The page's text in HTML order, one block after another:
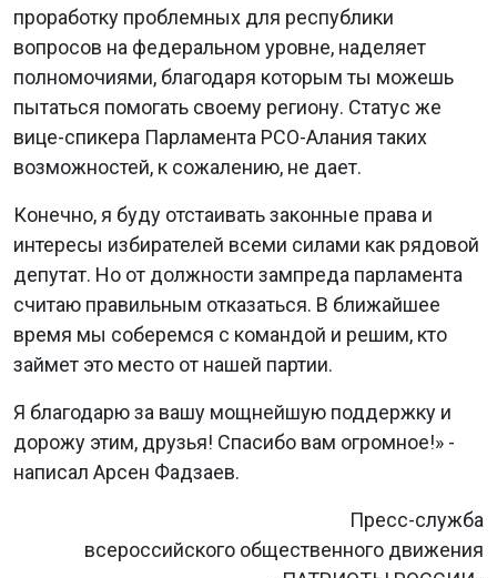
проработку проблемных для республики
вопросов на федеральном уровне, наделяет
полномочиями, благодаря которым ты можешь
пытаться помогать своему региону. Статус же
вице-спикера Парламента РСО-Алания таких
возможностей, к сожалению, не дает.
Конечно, я буду отстаивать законные права и
интересы избирателей всеми силами как рядовой
депутат. Но от должности зампреда парламента
считаю правильным отказаться. В ближайшее
время мы соберемся с командой и решим, кто
займет это место от нашей партии.
Я благодарю за вашу мощнейшую поддержку и
дорожу этим, друзья! Спасибо вам огромное!» -
написал Арсен Фадзаев.
Пресс-служба
всероссийского общественного движения